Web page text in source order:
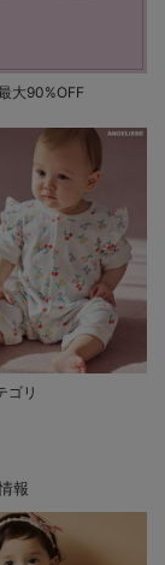
大90%OFF
ゴリ
報